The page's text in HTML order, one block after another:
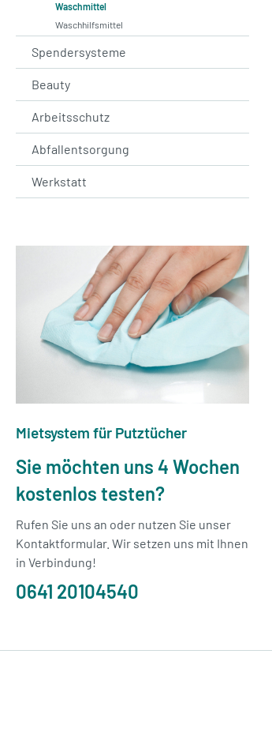
Waschmittel
Waschhilfsmittel
Spendersysteme
Beauty
Arbeitsschutz
Abfallentsorgung
Werkstatt
Mietsystem für Putztücher
Sie möchten uns 4 Wochen
kostenlos testen?
Rufen Sie uns an oder nutzen Sie unser
Kontaktformular. Wir setzen uns mit Ihnen
in Verbindung!
0641 20104540